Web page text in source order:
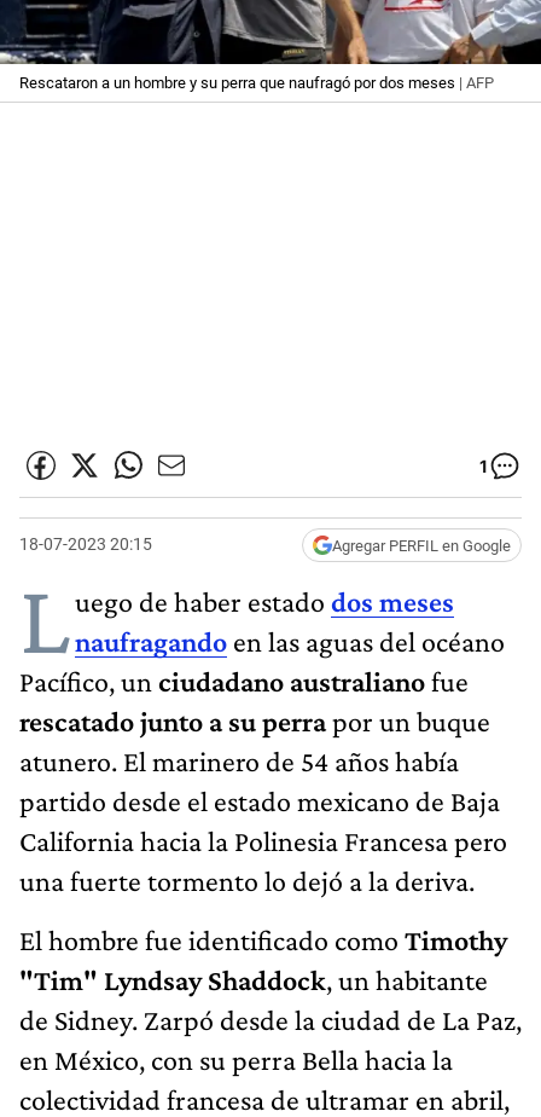
Rescataron a un hombre y su perra que naufragó por dos meses | AFP
1
18-07-2023 20:15 Agregar PERFIL en Google
Luego de haber estado dos meses
naufragando en las aguas del océano
Pacífico, un ciudadano australianofue
rescatado junto a su perrapor un buque
atunero. El marinero de 54 años había
partido desde el estado mexicano de Baja
California hacia la Polinesia Francesa pero
una fuerte tormento lo dejó a la deriva.
El hombre fue identificado como Timothy
"Tim" Lyndsay Shaddock, un habitante
de Sidney. Zarpó desde la ciudad de La Paz,
en México, con su perra Bella hacia la
colectividad francesa de ultramar en abril,